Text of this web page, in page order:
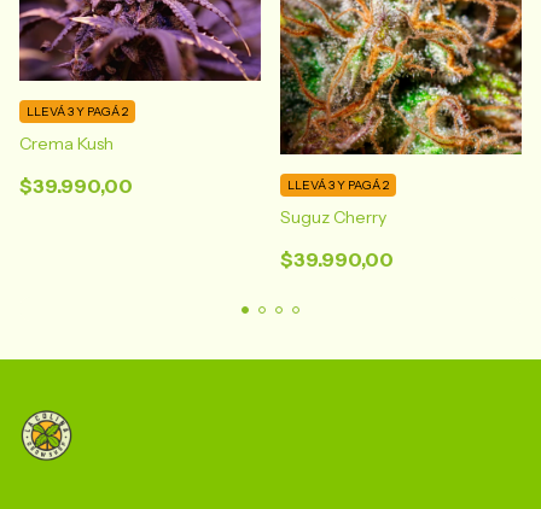
Crema Kush
$39.990,00
LLEVÁ 3 Y PAGÁ 2
Suguz Cherry
$39.990,00
LLEVÁ 3 Y PAGÁ 2